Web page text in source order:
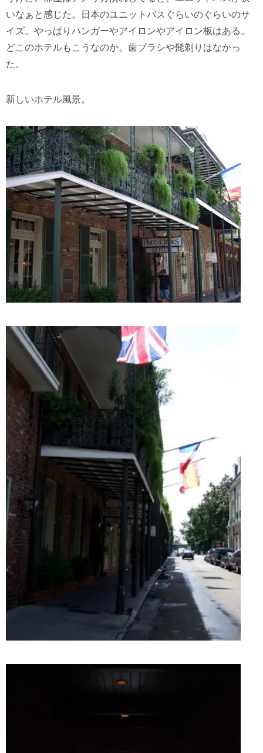
いなぁと感じた。日本のユニットバスぐらいのぐらいのサ
イズ。やっぱりハンガーやアイロンやアイロン板はある。
どこのホテルもこうなのか。歯ブラシや髭剃りはなかっ
た。
新しいホテル風景。